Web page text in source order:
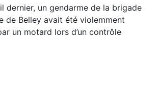
dernier, un gendarme de la brigade
de Belley avait été violemment
un motard lors d’un contrôle